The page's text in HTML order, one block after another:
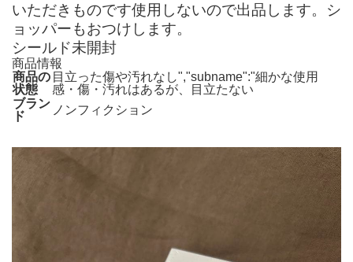
いただきものです使用しないので出品します。シ
ョッパーもおつけします。
シールド未開封
商品情報
商品の
状態
目立った傷や汚れなし","subname":"細かな使用
感・傷・汚れはあるが、目立たない
ブラン
ド
ノンフィクション